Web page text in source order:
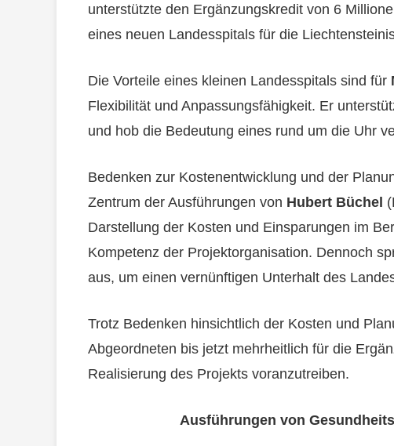
unterstützte den Ergänzungskredit von 6
eines neuen Landesspitals für die
Die Vorteile eines kleinen Landesspitals sind für
Flexibilität und Anpassungsfähigkeit. Er
und hob die Bedeutung eines rund um die Uhr
Bedenken zur Kostenentwicklung und der
Zentrum der Ausführungen von Hubert Büchel
Darstellung der Kosten und Einsparungen im
Kompetenz der Projektorganisation. Dennoch
aus, um einen vernünftigen Unterhalt des
Trotz Bedenken hinsichtlich der Kosten und
Abgeordneten bis jetzt mehrheitlich für die
Realisierung des Projekts voranzutreiben.
Ausführungen von